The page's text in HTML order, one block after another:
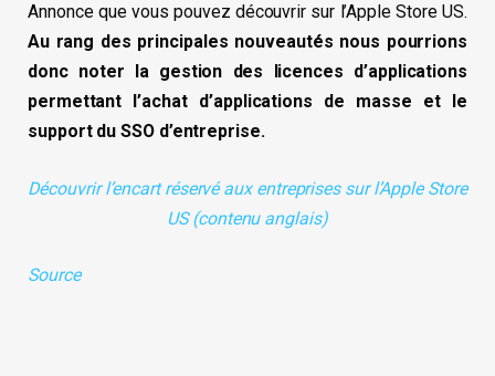
Annonce que vous pouvez découvrir sur l’Apple Store US.
Au rang des principales nouveautés nous pourrions
donc noter la gestion des licences d’applications
permettant l’achat d’applications de masse et le
support du SSO d’entreprise.
Découvrir l’encart réservé aux entreprises sur l’Apple Store
US (contenu anglais)
Source